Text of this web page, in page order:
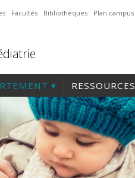
Facultés Bibliothèques Plan campus
RESSOURCES